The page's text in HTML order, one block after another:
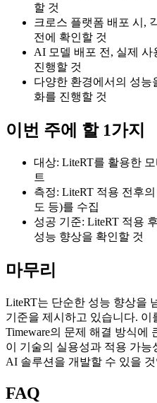
할 것
크로스 플랫폼 배포 시,
전에 확인할 것
AI 모델 배포 전, 실제
진행할 것
다양한 환경에서의 성능
화를 진행할 것
이번 주에 할 1가지
대상: LiteRT를 활용한
트
측정: LiteRT 적용 전후
도 등)를 수집
성공 기준: LiteRT 적용
성능 향상을 확인할 것
마무리
LiteRT는 단순한 성능 향상을
기준을 제시하고 있습니다. 이
Timeware의 문제 해결 방식에
이 기술의 실용성과 적용 가
AI 솔루션을 개발할 수 있을
FAQ